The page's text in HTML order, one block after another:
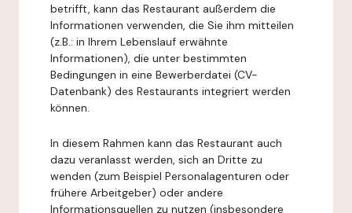
betrifft, kann das Restaurant außerdem die
Informationen verwenden, die Sie ihm mitteilen
(z.B.: in Ihrem Lebenslauf erwähnte
Informationen), die unter bestimmten
Bedingungen in eine Bewerberdatei (CV-
Datenbank) des Restaurants integriert werden
können.
In diesem Rahmen kann das Restaurant auch
dazu veranlasst werden, sich an Dritte zu
wenden (zum Beispiel Personalagenturen oder
frühere Arbeitgeber) oder andere
Informationsquellen zu nutzen (insbesondere